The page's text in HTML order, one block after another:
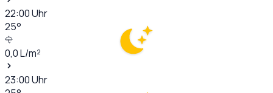
22:00Uhr
25°
0,0L/m²
23:00Uhr